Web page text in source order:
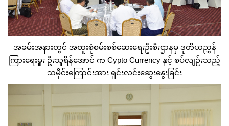
အခမ်းအနားတွင် အထူးစုံစမ်းစစ်ဆေးရေးဦးစီးဌာနမှ ဒုတိယညွှန်
ကြားရေးမှူး ဦးသူရိန်အောင် က Cypto Currency နှင့် စပ်လျဉ်းသည့်
သမိုင်းကြောင်းအား ရှင်းလင်းဆွေးနွေးခြင်း